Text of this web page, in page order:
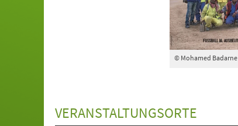
© Mohamed Badarne
VERANSTALTUNGSORTE